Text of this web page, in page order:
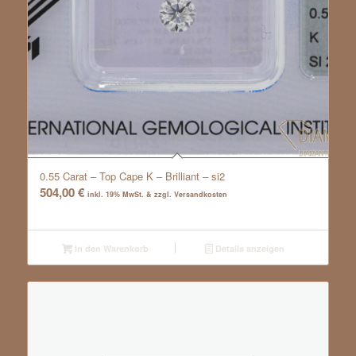
0.55 Carat – Top Cape K – Brilliant – si2
504,00€ inkl. 19% MwSt. & zzgl. Versandkosten
In den Warenkorb Details anzeigen